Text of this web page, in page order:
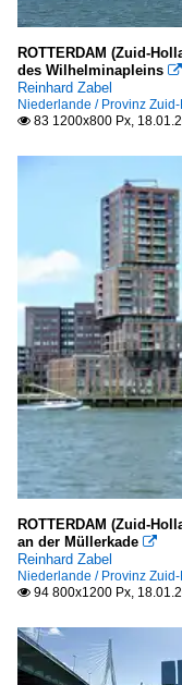
Almada
Schweiz
Kanton Basel
Basel
Kanton Luzern
Stadt Luzern
Kanton
Stein a.
Kanton Thurgau
Bezirk Arbon
Kanton Zürich
Bezirk
Spanien
Andalusien
Ayamonte
ROTTERDAM (Zuid-
des Wilhelminapleins 
Reinhard Zabel
Niederlande / Provinz
 83 1200x800 Px,
ROTTERDAM (Zuid-
an der Müllerkade 
Reinhard Zabel
Niederlande / Provinz
 94 800x1200 Px,